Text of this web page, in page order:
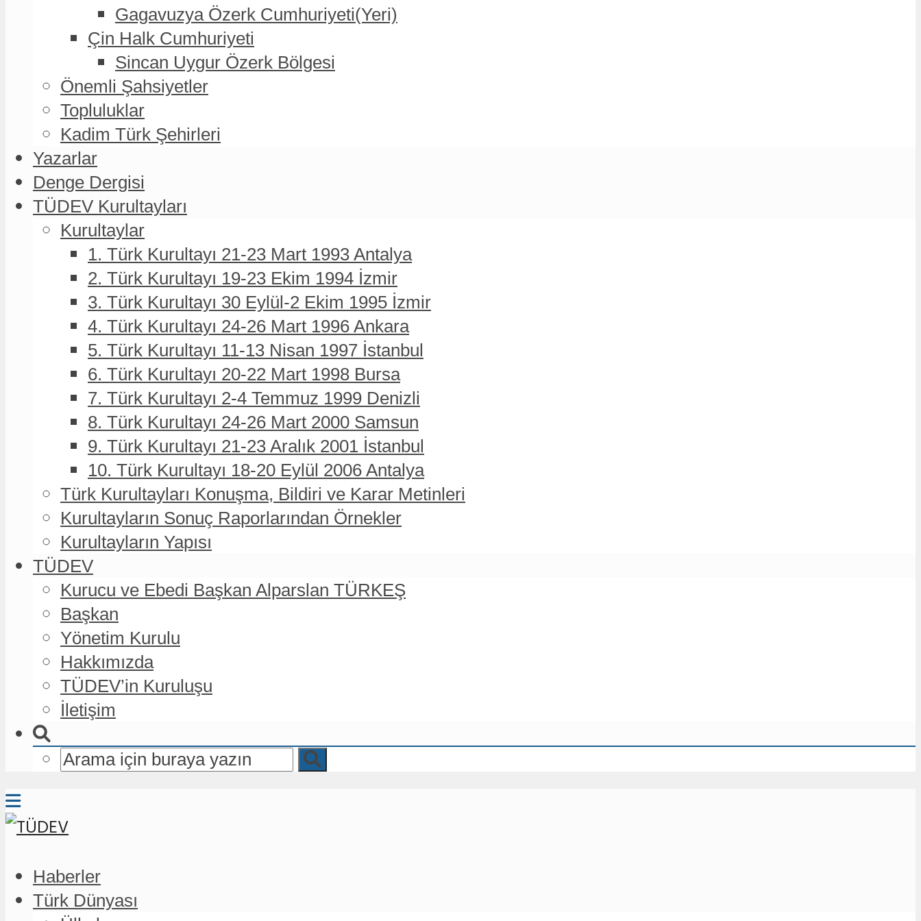
Gagavuzya Özerk Cumhuriyeti(Yeri)
Çin Halk Cumhuriyeti
Sincan Uygur Özerk Bölgesi
Önemli Şahsiyetler
Topluluklar
Kadim Türk Şehirleri
Yazarlar
Denge Dergisi
TÜDEV Kurultayları
Kurultaylar
1. Türk Kurultayı 21-23 Mart 1993 Antalya
2. Türk Kurultayı 19-23 Ekim 1994 İzmir
3. Türk Kurultayı 30 Eylül-2 Ekim 1995 İzmir
4. Türk Kurultayı 24-26 Mart 1996 Ankara
5. Türk Kurultayı 11-13 Nisan 1997 İstanbul
6. Türk Kurultayı 20-22 Mart 1998 Bursa
7. Türk Kurultayı 2-4 Temmuz 1999 Denizli
8. Türk Kurultayı 24-26 Mart 2000 Samsun
9. Türk Kurultayı 21-23 Aralık 2001 İstanbul
10. Türk Kurultayı 18-20 Eylül 2006 Antalya
Türk Kurultayları Konuşma, Bildiri ve Karar Metinleri
Kurultayların Sonuç Raporlarından Örnekler
Kurultayların Yapısı
TÜDEV
Kurucu ve Ebedi Başkan Alparslan TÜRKEŞ
Başkan
Yönetim Kurulu
Hakkımızda
TÜDEV’in Kuruluşu
İletişim
Haberler
Türk Dünyası